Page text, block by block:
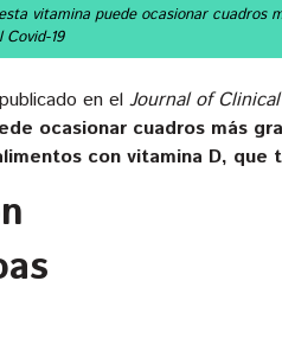
vitamina puede ocasionar cuadros
19
publicado en el Journal of
ocasionar cuadros más
con vitamina D, que